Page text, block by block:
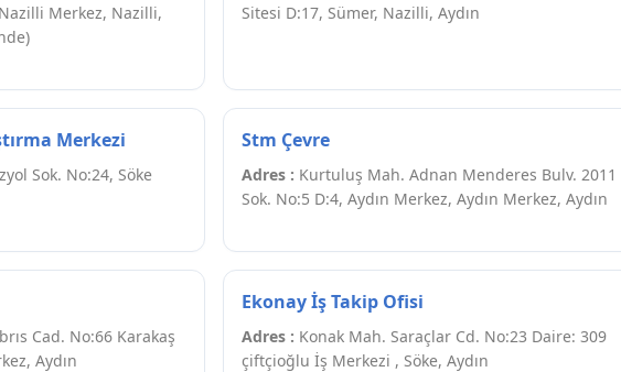
Merkez, Nazilli,
Sitesi D:17, Sümer, Nazilli, Aydın
Merkezi
Sok. No:24, Söke
Stm Çevre
Adres : Kurtuluş Mah. Adnan Menderes Bulv. 2011
Sok. No:5 D:4, Aydın Merkez, Aydın Merkez, Aydın
Cad. No:66 Karakaş
Aydın
Ekonay İş Takip Ofisi
Adres : Konak Mah. Saraçlar Cd. No:23 Daire: 309
çiftçioğlu İş Merkezi , Söke, Aydın